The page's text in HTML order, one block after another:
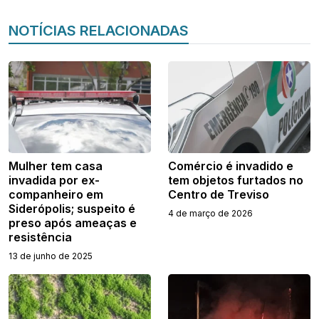
NOTÍCIAS RELACIONADAS
Mulher tem casa
invadida por ex-
companheiro em
Siderópolis; suspeito é
preso após ameaças e
resistência
13 de junho de 2025
Comércio é invadido e
tem objetos furtados no
Centro de Treviso
4 de março de 2026